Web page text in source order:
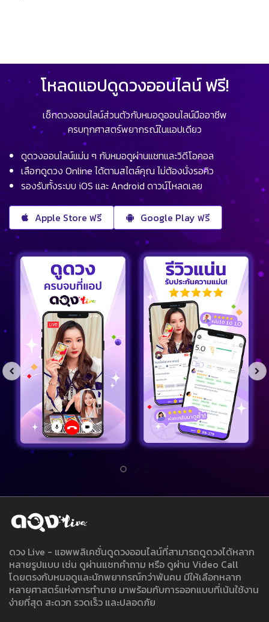
โหลดแอปดูดวงออนไลน์ ฟรี!
เช็กดวงออนไลน์ส่วนตัวกับหมอดูออนไลน์มืออาชีพ
ครบทุกศาสตร์พยากรณ์ในแอปเดียว
ดูดวงออนไลน์แม่น ๆ กับหมอดูผ่านแชทและวิดีโอคอล
เลือกดูดวง Online ได้ตามสไตล์คุณ ไม่ต้องนั่งรอคิว
รองรับทั้งระบบ iOS และ Android ดาวน์โหลดเลย
Apple Store ฟรี Google Play ฟรี
ดวง Live - แอพพลิเคชั่นดูดวงออนไลน์ที่สามารถดูดวงได้หลาก
หลายรูปแบบ เช่น ดูผ่านแชทคำถาม หรือ ดูผ่าน Video Call
โดยตรงกับหมอดูและนักพยากรณ์กว่าพันคน มีให้เลือกหลาก
หลายศาสตร์แห่งการทำนาย มาพร้อมกับการออกแบบที่เน้นใช้งาน
ง่ายที่สุด สะดวก รวดเร็ว และปลอดภัย